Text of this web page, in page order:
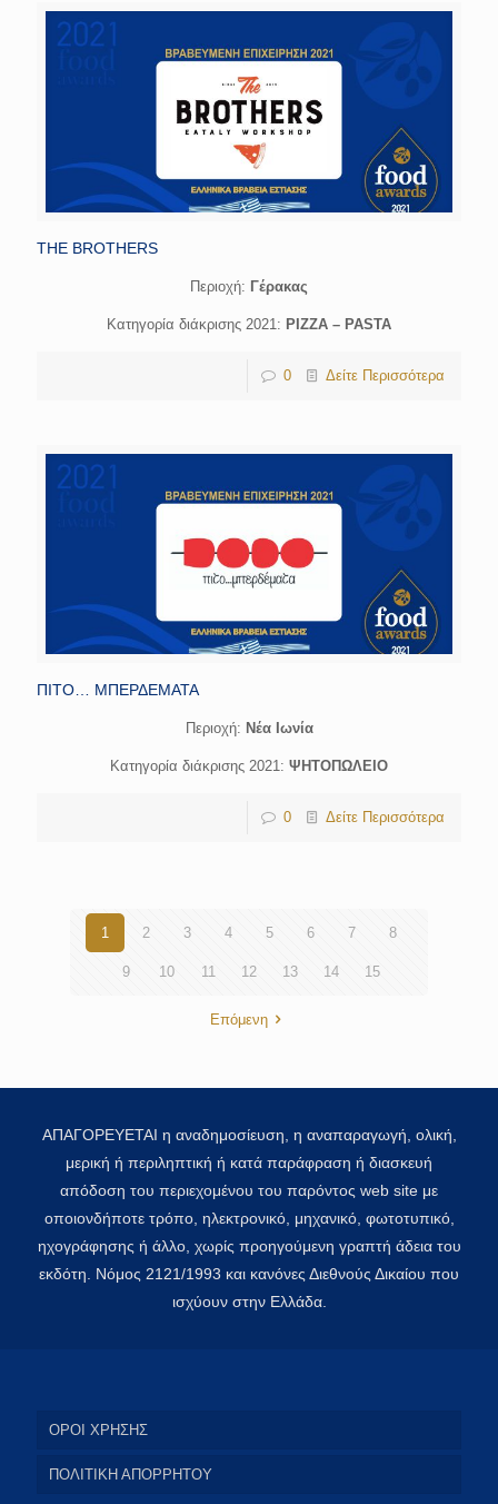
THE BROTHERS
Περιοχή: Γέρακας
Κατηγορία διάκρισης 2021: PIZZA – PASTA
0 Δείτε Περισσότερα
ΠΙΤΟ… ΜΠΕΡΔΕΜΑΤΑ
Περιοχή: Νέα Ιωνία
Κατηγορία διάκρισης 2021: ΨΗΤΟΠΩΛΕΙΟ
0 Δείτε Περισσότερα
1 2 3 4 5 6 7 8
9 10 11 12 13 14 15
Επόμενη
ΑΠΑΓΟΡΕΥΕΤΑΙ η αναδημοσίευση, η αναπαραγωγή, ολική,
μερική ή περιληπτική ή κατά παράφραση ή διασκευή
απόδοση του περιεχομένου του παρόντος web site με
οποιονδήποτε τρόπο, ηλεκτρονικό, μηχανικό, φωτοτυπικό,
ηχογράφησης ή άλλο, χωρίς προηγούμενη γραπτή άδεια του
εκδότη. Νόμος 2121/1993 και κανόνες Διεθνούς Δικαίου που
ισχύουν στην Ελλάδα.
ΟΡΟΙ ΧΡΗΣΗΣ
ΠΟΛΙΤΙΚΗ ΑΠΟΡΡΗΤΟΥ